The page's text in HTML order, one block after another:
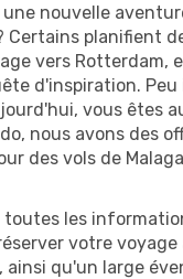
une nouvelle
Certains planifient
vers Rotterdam,
d'inspiration. Peu
vous êtes
nous avons des
des vols de
toutes les
votre
ainsi qu'un large